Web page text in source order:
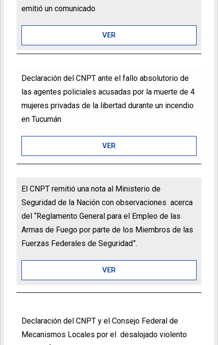
emitió un comunicado
VER
Declaración del CNPT ante el fallo absolutorio de
las agentes policiales acusadas por la muerte de 4
mujeres privadas de la libertad durante un incendio
en Tucumán
VER
El CNPT remitió una nota al Ministerio de
Seguridad de la Nación con observaciones acerca
del “Reglamento General para el Empleo de las
Armas de Fuego por parte de los Miembros de las
Fuerzas Federales de Seguridad”.
VER
Declaración del CNPT y el Consejo Federal de
Mecanismos Locales por el desalojado violento